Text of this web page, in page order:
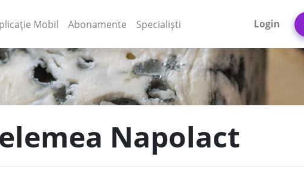
Mobil (current)
Abonamente Specialiști Login
Napolact